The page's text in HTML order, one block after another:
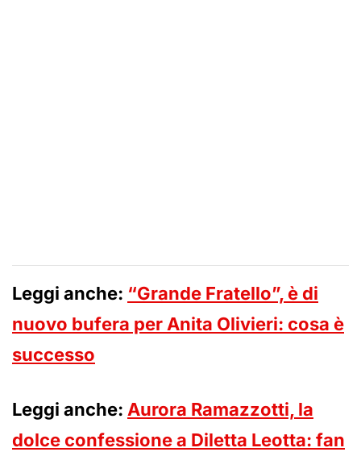
Leggi anche: “Grande Fratello”, è di
nuovo bufera per Anita Olivieri: cosa è
successo
Leggi anche: Aurora Ramazzotti, la
dolce confessione a Diletta Leotta: fan